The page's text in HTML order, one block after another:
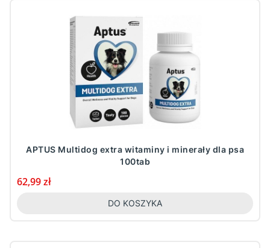
APTUS Multidog extra witaminy i minerały dla psa
100tab
Cena
62,99 zł
DO KOSZYKA